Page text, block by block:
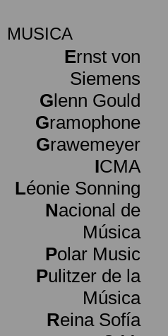
MUSICA
Ernst von
Siemens
Glenn Gould
Gramophone
Grawemeyer
ICMA
Léonie Sonning
Nacional de
Música
Polar Music
Pulitzer de la
Música
Reina Sofía